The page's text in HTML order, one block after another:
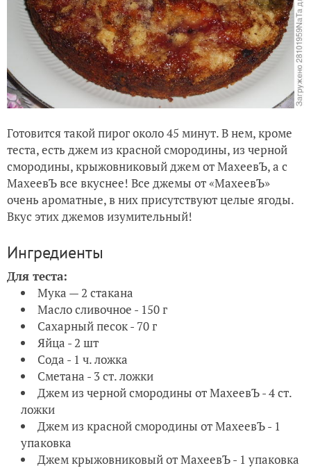
Готовится такой пирог около 45 минут. В нем, кроме
теста, есть джем из красной смородины, из черной
смородины, крыжовниковый джем от МахеевЪ, а с
МахеевЪ все вкуснее! Все джемы от «МахеевЪ»
очень ароматные, в них присутствуют целые ягоды.
Вкус этих джемов изумительный!
Ингредиенты
Для теста:
Мука — 2 стакана
Масло сливочное - 150 г
Сахарный песок - 70 г
Яйца - 2 шт
Сода - 1 ч. ложка
Сметана - 3 ст. ложки
Джем из черной смородины от МахеевЪ - 4 ст.
ложки
Джем из красной смородины от МахеевЪ - 1
упаковка
Джем крыжовниковый от МахеевЪ - 1 упаковка